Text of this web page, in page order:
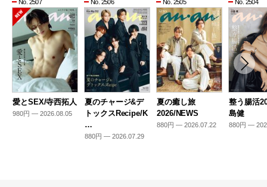
No. 2507
愛とSEX/寺西拓人
980円 — 2026.08.05
No. 2506
夏のチャージ&デ
トックスRecipe/K
…
880円 — 2026.07.29
No. 2505
夏の癒し旅
2026/NEWS
880円 — 2026.07.22
No. 2504
整う腸活
島健
880円 —